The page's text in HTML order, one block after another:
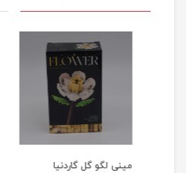
مینی لگو گل گاردنیا